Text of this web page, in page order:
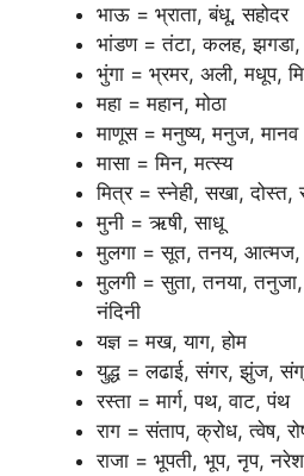
भाऊ = भ्राता, बंधू, सहोदर
भांडण = तंटा, कलह,
भुंगा = भ्रमर, अली, मधूप,
महा = महान, मोठा
माणूस = मनुष्य, मनुज, मानव
मासा = मिन, मत्स्य
मित्र = स्नेही, सखा, दोस्त,
मुनी = ऋषी, साधू
मुलगा = सूत, तनय,
मुलगी = सुता, तनया,
नंदिनी
यज्ञ = मख, याग, होम
युद्ध = लढाई, संगर, झुंज,
रस्ता = मार्ग, पथ, वाट, पंथ
राग = संताप, क्रोध, त्वेष,
राजा = भूपती, भूप, नृप,